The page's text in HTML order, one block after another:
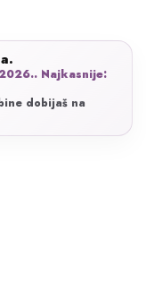
Najkasnije:
dobijaš na